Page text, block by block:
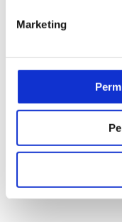
Marketing
Actividades de la
Educar es, ante